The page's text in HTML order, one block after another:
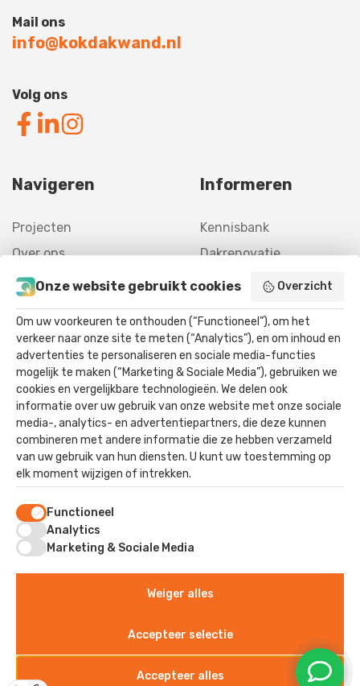
Mail ons
info@kokdakwand.nl
Volg ons
Navigeren
Projecten
Over ons
Contact
Offerte
Informeren
Kennisbank
Dakrenovatie
Gevelrenovatie
Asbestverwijdering
Agrarisch
Utiliteit
Paardenstallen
Nieuwbouw
Contact
Staverhul 17
3888 MR, Uddel
Privacyverklaring
Onze website gebruikt cookies Overzicht
Om uw voorkeuren te onthouden (“Functioneel”), om het
verkeer naar onze site te meten (“Analytics”), en om inhoud en
advertenties te personaliseren en sociale media-functies
mogelijk te maken (“Marketing & Sociale Media”), gebruiken we
cookies en vergelijkbare technologieën. We delen ook
informatie over uw gebruik van onze website met onze sociale
media-, analytics- en advertentiepartners, die deze kunnen
combineren met andere informatie die ze hebben verzameld
van uw gebruik van hun diensten. U kunt uw toestemming op
elk moment wijzigen of intrekken.
Functioneel
Analytics
Marketing & Sociale Media
Weiger alles
Accepteer selectie
Accepteer alles